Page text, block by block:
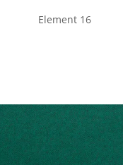
Element 16